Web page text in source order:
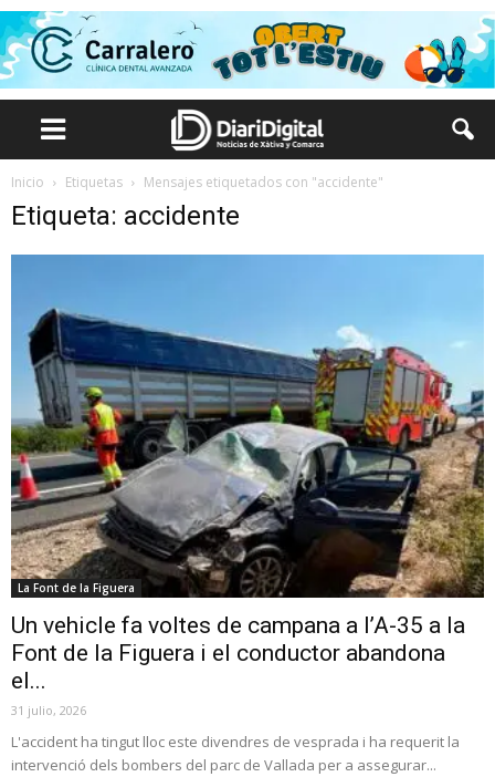
Inicio Etiquetas Mensajes etiquetados con "accidente"
Etiqueta: accidente
La Font de la Figuera
Un vehicle fa voltes de campana a l’A-35 a la
Font de la Figuera i el conductor abandona
el...
31 julio, 2026
L'accident ha tingut lloc este divendres de vesprada i ha requerit la
intervenció dels bombers del parc de Vallada per a assegurar...